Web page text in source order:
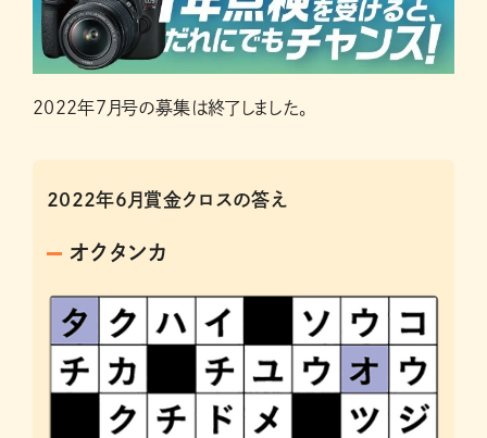
2022年7月号の募集は終了しました。
2022年6月賞金クロスの答え
オクタンカ